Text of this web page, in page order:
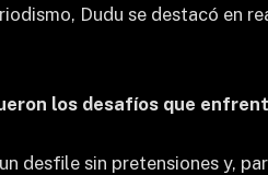
Dudu se destacó en
los desafíos que
desfile sin pretensiones y,